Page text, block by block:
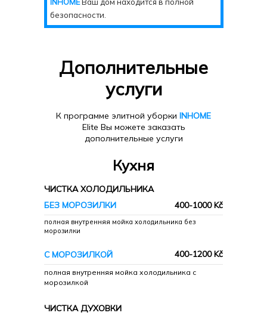
безопасности.
400-1000 Kč
полная внутренняя мойка холодильника без
морозилки
БЕЗ МОРОЗИЛКИ
400-1200 Kč
С МОРОЗИЛКОЙ
полная внутренняя мойка холодильника с
морозилкой
ЧИСТКА ДУХОВКИ
ЧИСТКА ХОЛОДИЛЬНИКА
Кухня
К программе элитной уборки INHOME
Elite Вы можете заказать
дополнительные услуги
Дополнительные
услуги